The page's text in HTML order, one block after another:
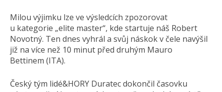
Milou výjimku lze ve výsledcích zpozorovat
u kategorie „elite master“, kde startuje náš Robert
Novotný. Ten dnes vyhrál a svůj náskok v čele navýšil
již na více než 10 minut před druhým Mauro
Bettinem (ITA).
Český tým lidé&HORY Duratec dokončil časovku